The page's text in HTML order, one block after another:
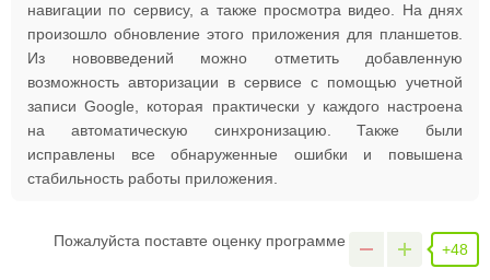
навигации по сервису, а также просмотра видео. На днях
произошло обновление этого приложения для планшетов.
Из нововведений можно отметить добавленную
возможность авторизации в сервисе с помощью учетной
записи Google, которая практически у каждого настроена
на автоматическую синхронизацию. Также были
исправлены все обнаруженные ошибки и повышена
стабильность работы приложения.
Пожалуйста поставте оценку программе +48